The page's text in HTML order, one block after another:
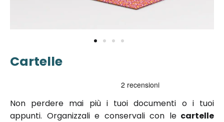
Cartelle
Vai
immagini
Non perdere mai più i tuoi documenti o i tuoi
appunti. Organizzali e conservali con lecartelle